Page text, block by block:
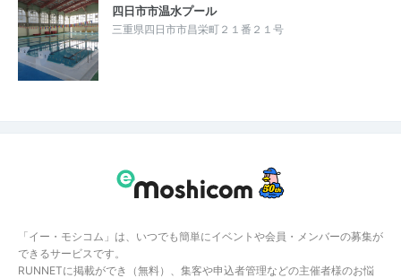
四日市市温水プール
三重県四日市市昌栄町２１番２１号
「イー・モシコム」は、いつでも簡単にイベントや会員・メンバーの募集が
できるサービスです。
RUNNETに掲載ができ（無料）、集客や申込者管理などの主催者様のお悩